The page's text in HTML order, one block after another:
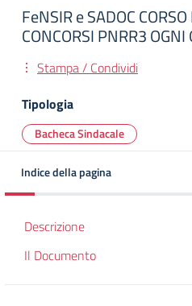
FeNSIR e SADOC
CONCORSI PNRR3 OGNI
Stampa / Condividi
Tipologia
Bacheca Sindacale
Indice della pagina
Descrizione
Il Documento